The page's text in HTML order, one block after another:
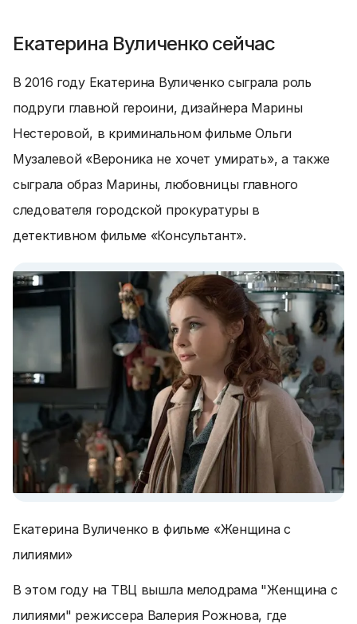
Екатерина Вуличенко сейчас
В 2016 году Екатерина Вуличенко сыграла роль
подруги главной героини, дизайнера Марины
Нестеровой, в криминальном фильме Ольги
Музалевой «Вероника не хочет умирать», а также
сыграла образ Марины, любовницы главного
следователя городской прокуратуры в
детективном фильме «Консультант».
Екатерина Вуличенко в фильме «Женщина с
лилиями»
В этом году на ТВЦ вышла мелодрама "Женщина с
лилиями" режиссера Валерия Рожнова, где